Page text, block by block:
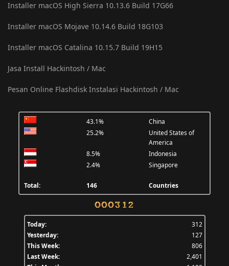
Installer macOS High Sierra 10.13.6 Build 17G66
Installer macOS Mojave 10.14.6 Build 18G103
Installer macOS Catalina 10.15.7 Build 19H15
Jasa Install Hackintosh / Mac
Pesan Online Flashdisk Instalasi Hackintosh / Mac
43.1%
China
25.2%
United States of
America
8.5%
Indonesia
2.4%
Singapore
Total: 146 Countries
Today:
312
Yesterday:
127
This Week:
806
Last Week:
2,401